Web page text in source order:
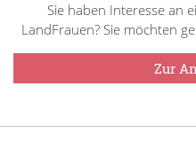
Sie haben Interesse an
LandFrauen? Sie möchten
Zur